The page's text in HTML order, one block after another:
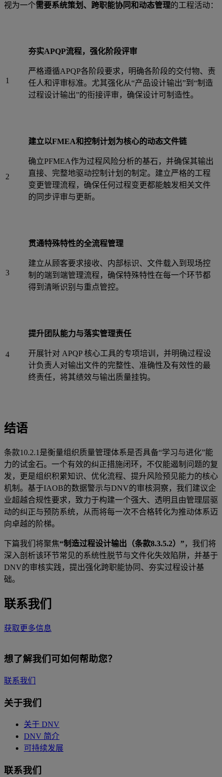
视为一个需要系统策划、跨职能协同和动态管理的工程活动：
1
夯实APQP流程，强化阶段评审
严格遵循APQP各阶段要求，明确各阶段的交付物、责
任人和评审标准。尤其强化从“产品设计输出”到“制造
过程设计输出”的衔接评审，确保设计可制造性。
2
建立以FMEA和控制计划为核心的动态文件链
确立PFMEA作为过程风险分析的基石，并确保其输出
直接、完整地驱动控制计划的制定。建立严格的工程
变更管理流程，确保任何过程变更都能触发相关文件
的同步评审与更新。
3
贯通特殊特性的全流程管理
建立从顾客要求接收、内部标识、文件载入到现场控
制的端到端管理流程，确保特殊特性在每一个环节都
得到清晰识别与重点管控。
4
提升团队能力与落实管理责任
开展针对 APQP 核心工具的专项培训，并明确过程设
计负责人对输出文件的完整性、准确性及有效性的最
终责任，将其绩效与输出质量挂钩。
结语
条款10.2.1是衡量组织质量管理体系是否具备“学习与进化”能
力的试金石。一个有效的纠正措施闭环，不仅能遏制问题的复
发，更是组织积累知识、优化流程、提升风险预见能力的核心
机制。基于IAOB的数据警示与DNV的审核洞察，我们建议企
业超越合规性要求，致力于构建一个强大、透明且由管理层驱
动的纠正与预防系统，从而将每一次不合格转化为推动体系迈
向卓越的阶梯。
下篇我们将聚焦“制造过程设计输出（条款8.3.5.2）”，我们将
深入剖析该环节常见的系统性脱节与文件化失效陷阱，并基于
DNV的审核实践，提出强化跨职能协同、夯实过程设计基
础。
联系我们
获取更多信息
想了解我们可如何帮助您？
联系我们
关于我们
关于 DNV
DNV 简介
可持续发展
联系我们